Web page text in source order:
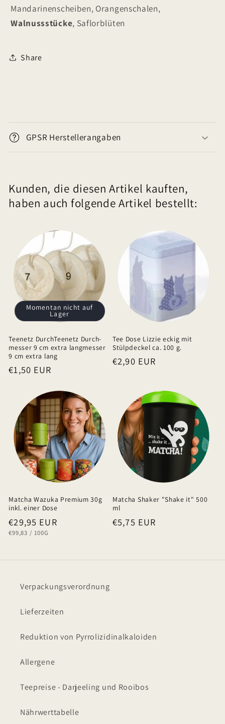
Mandarinenscheiben, Orangenschalen,
Walnussstücke, Saflorblüten
Share
n
a
p
a
l
t
GPSR Herstellerangaben
Kunden, die diesen Artikel kauften,
haben auch folgende Artikel bestellt:
Momentan nicht auf
Lager
Teenetz DurchTeenetz Durch-
messer 9 cm extra langmesser
9 cm extra lang
Normaler
€1,50 EUR
Tee Dose Lizzie eckig mit
Stülpdeckel ca. 100 g.
Normaler
€2,90 EUR
Matcha Wazuka Premium 30g
inkl. einer Dose
Normaler
Preis
€29,95 EUR
GRUNDPREIS
€99,83 / PRO
100G
Matcha Shaker "Shake it" 500
ml
Normaler
€5,75 EUR
Verpackungsverordnung
Lieferzeiten
Reduktion von Pyrrolizidinalkaloiden
Allergene
Teepreise - Darjeeling und Rooibos
Nährwerttabelle